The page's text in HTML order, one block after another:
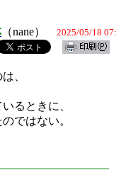
（nane） 2025/05/18 07:
、
るときに、
ではない。